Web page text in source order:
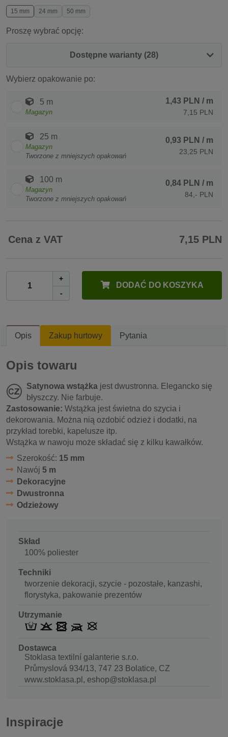
15 mm 24 mm 50 mm
Proszę wybrać opcję:
Dostępne warianty (28)
Wybierz opakowanie po:
5 m
Magazyn
1,43 PLN / m
7,15 PLN
25 m
Magazyn
Tworzone z mniejszych opakowań
0,93 PLN / m
23,25 PLN
100 m
Magazyn
Tworzone z mniejszych opakowań
0,84 PLN / m
84,- PLN
Cena z VAT 7,15 PLN
+
-
DODAĆ DO KOSZYKA
Opis Zakup hurtowy Pytania
Opis towaru
Satynowa wstążka jest dwustronna. Elegancko się
błyszczy. Nie farbuje.
Zastosowanie: Wstążka jest świetna do szycia i
dekorowania. Można nią ozdobić odzież i dodatki, na
przykład torebki, kapelusze itp.
Wstążka w nawoju może składać się z kilku kawałków.
Szerokość: 15 mm
Nawój 5 m
Dekoracyjne
Dwustronna
Odzieżowy
Skład
100% poliester
Techniki
tworzenie dekoracji, szycie - pozostałe, kanzashi,
florystyka, pakowanie prezentów
Utrzymanie
Dostawca
Stoklasa textilní galanterie s.r.o.
Průmyslová 934/13, 747 23 Bolatice, CZ
www.stoklasa.pl, eshop@stoklasa.pl
Inspiracje